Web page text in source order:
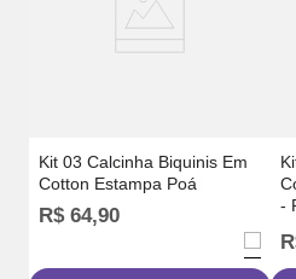
Kit 03 Calcinha Biquinis Em
Cotton Estampa Poá
R$ 64,90
-